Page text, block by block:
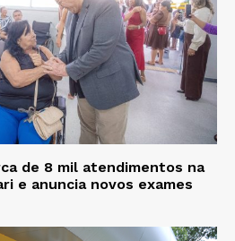
de 8 mil atendimentos na
e anuncia novos exames